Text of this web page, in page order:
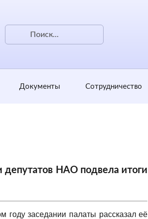
Документы Сотрудничество
НАО подвела итоги
году заседании палаты рассказал её